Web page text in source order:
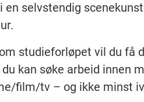
en selvstendig
studieforløpet vil du få
kan søke arbeid innen
film/tv – og ikke minst